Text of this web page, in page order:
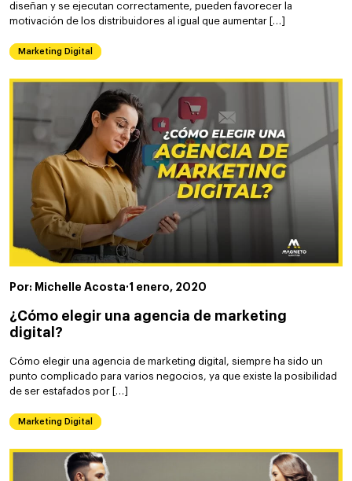
diseñan y se ejecutan correctamente, pueden favorecer la
motivación de los distribuidores al igual que aumentar […]
Marketing Digital
Por: Michelle Acosta·1 enero, 2020
¿Cómo elegir una agencia de marketing
digital?
Cómo elegir una agencia de marketing digital, siempre ha sido un
punto complicado para varios negocios, ya que existe la posibilidad
de ser estafados por […]
Marketing Digital